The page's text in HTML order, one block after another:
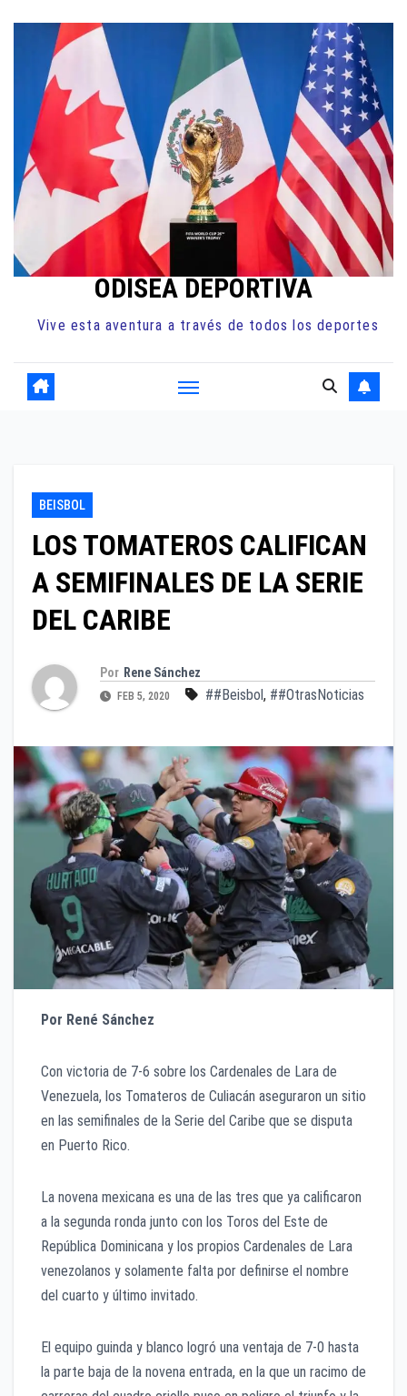
contenido
ODISEA DEPORTIVA
Vive esta aventura a través de todos los deportes
BEISBOL
LOS TOMATEROS CALIFICAN
A SEMIFINALES DE LA SERIE
DEL CARIBE
Por Rene Sánchez
FEB 5, 2020 ##Beisbol, ##OtrasNoticias
Por René Sánchez
Con victoria de 7-6 sobre los Cardenales de Lara de
Venezuela, los Tomateros de Culiacán aseguraron un sitio
en las semifinales de la Serie del Caribe que se disputa
en Puerto Rico.
La novena mexicana es una de las tres que ya calificaron
a la segunda ronda junto con los Toros del Este de
República Dominicana y los propios Cardenales de Lara
venezolanos y solamente falta por definirse el nombre
del cuarto y último invitado.
El equipo guinda y blanco logró una ventaja de 7-0 hasta
la parte baja de la novena entrada, en la que un racimo de